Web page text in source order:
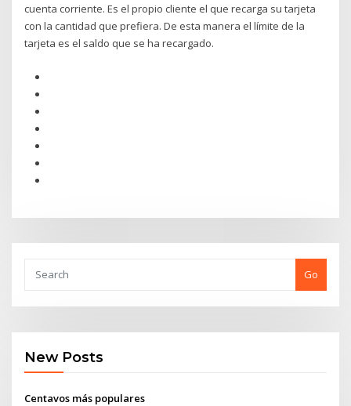
cuenta corriente. Es el propio cliente el que recarga su tarjeta
con la cantidad que prefiera. De esta manera el límite de la
tarjeta es el saldo que se ha recargado.
Go
New Posts
Centavos más populares